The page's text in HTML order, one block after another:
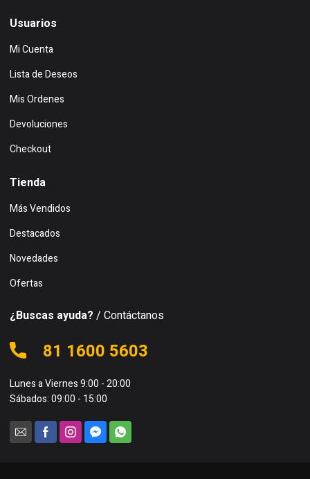
Usuarios
Mi Cuenta
Lista de Deseos
Mis Ordenes
Devoluciones
Checkout
Tienda
Más Vendidos
Destacados
Novedades
Ofertas
¿Buscas ayuda? / Contáctanos
81 1600 5603
Lunes a Viernes 9:00 - 20:00
Sábados: 09:00 - 15:00